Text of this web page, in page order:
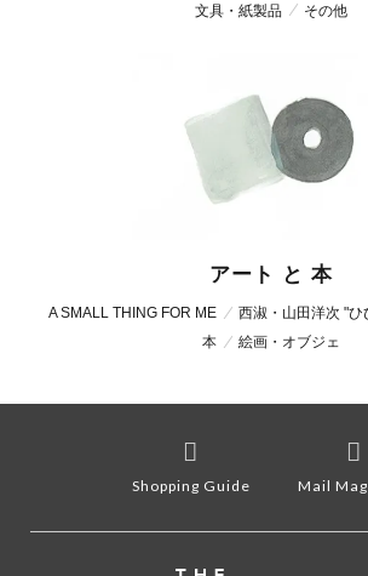
文具・紙製品
その他
アート と 本
A SMALL THING FOR ME 西淑・山田洋次 "ひ
本
絵画・オブジェ
Shopping Guide Mail